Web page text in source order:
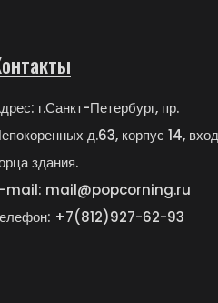
г.Санкт-Петербург, пр.
д.63, корпус 14,
здания.
mail: mail@popcorning.ru
+7(812)927-62-93